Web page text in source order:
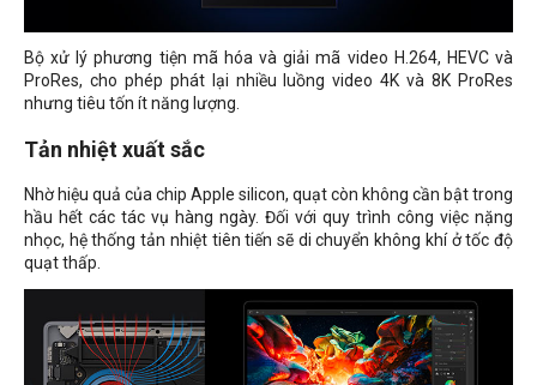
Bộ xử lý phương tiện mã hóa và giải mã video H.264, HEVC và
ProRes, cho phép phát lại nhiều luồng video 4K và 8K ProRes
nhưng tiêu tốn ít năng lượng.
Tản nhiệt xuất sắc
Nhờ hiệu quả của chip Apple silicon, quạt còn không cần bật trong
hầu hết các tác vụ hàng ngày. Đối với quy trình công việc nặng
nhọc, hệ thống tản nhiệt tiên tiến sẽ di chuyển không khí ở tốc độ
quạt thấp.